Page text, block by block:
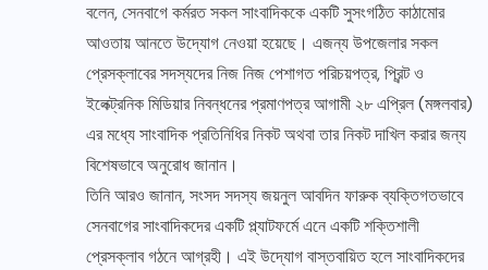
বলেন, সেনবাগে কর্মরত সকল সাংবাদিককে একটি সুসংগঠিত কাঠামোর
আওতায় আনতে উদ্যোগ নেওয়া হয়েছে। এজন্য উপজেলার সকল
প্রেসক্লাবের সদস্যদের নিজ নিজ পেশাগত পরিচয়পত্র, প্রিন্ট ও
ইলেক্ট্রনিক মিডিয়ার নিবন্ধনের প্রমাণপত্র আগামী ২৮ এপ্রিল (মঙ্গলবার)
এর মধ্যে সাংবাদিক প্রতিনিধির নিকট অথবা তার নিকট দাখিল করার জন্য
বিশেষভাবে অনুরোধ জানান।
তিনি আরও জানান, সংসদ সদস্য জয়নুল আবদিন ফারুক ব্যক্তিগতভাবে
সেনবাগের সাংবাদিকদের একটি প্ল্যাটফর্মে এনে একটি শক্তিশালী
প্রেসক্লাব গঠনে আগ্রহী। এই উদ্যোগ বাস্তবায়িত হলে সাংবাদিকদের